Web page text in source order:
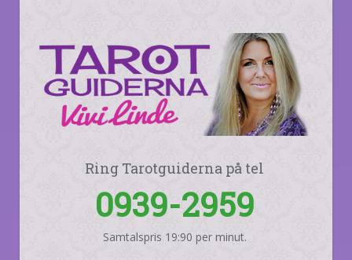
Ring Tarotguiderna på tel
0939-2959
Samtalspris 19:90 per minut.